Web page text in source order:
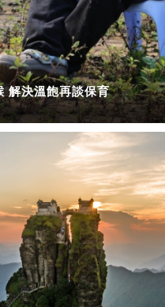
解決溫飽再談保育